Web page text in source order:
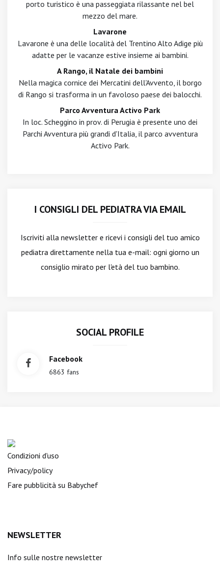
porto turistico è una passeggiata rilassante nel bel
mezzo del mare.
Lavarone
Lavarone è una delle località del Trentino Alto Adige più
adatte per le vacanze estive insieme ai bambini.
A Rango, il Natale dei bambini
Nella magica cornice dei Mercatini dell'Avvento, il borgo
di Rango si trasforma in un favoloso paese dei balocchi.
Parco Avventura Activo Park
In loc. Scheggino in prov. di Perugia è presente uno dei
Parchi Avventura più grandi d'Italia, il parco avventura
Activo Park.
I CONSIGLI DEL PEDIATRA VIA EMAIL
Iscriviti alla newslettere ricevi i consigli del tuo amico
pediatra direttamente nella tua e-mail: ogni giorno un
consiglio mirato per l'età del tuo bambino.
SOCIAL PROFILE
Facebook
6863 fans
Condizioni d'uso
Privacy/policy
Fare pubblicità su Babychef
NEWSLETTER
Info sulle nostre newsletter